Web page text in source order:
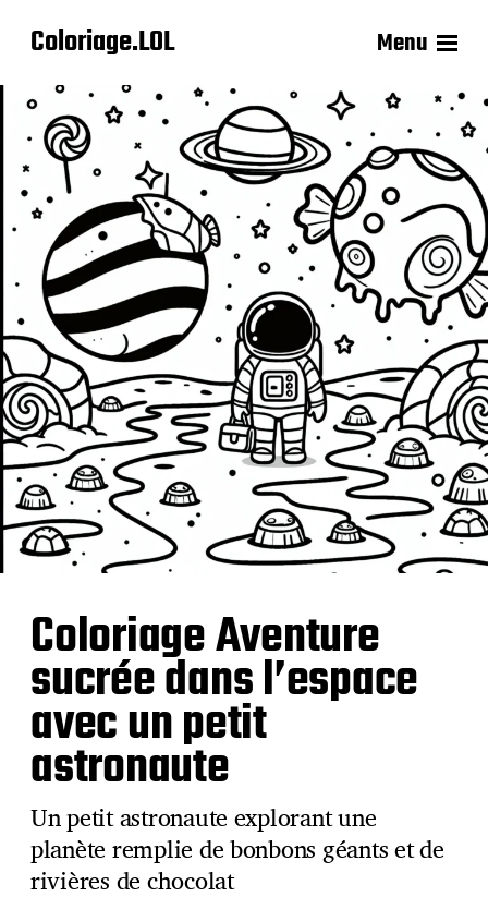
Coloriage.LOL Menu
Coloriage Aventure
sucrée dans l’espace
avec un petit
astronaute
Un petit astronaute explorant une
planète remplie de bonbons géants et de
rivières de chocolat